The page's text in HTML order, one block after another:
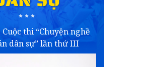
thi “Chuyện nghề
dân sự” lần thứ III